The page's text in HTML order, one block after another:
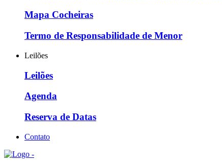
Mapa Cocheiras
Termo de Responsabilidade de Menor
Leilões
Leilões
Agenda
Reserva de Datas
Contato